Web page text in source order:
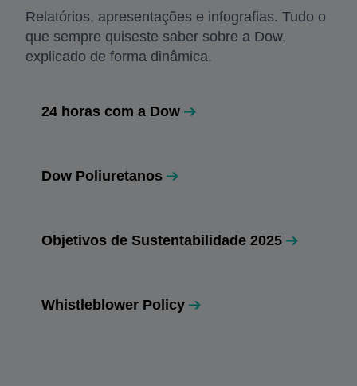
Relatórios, apresentações e infografias. Tudo o
que sempre quiseste saber sobre a Dow,
explicado de forma dinâmica.
24 horas com a Dow
Dow Poliuretanos
Objetivos de Sustentabilidade 2025
Whistleblower Policy